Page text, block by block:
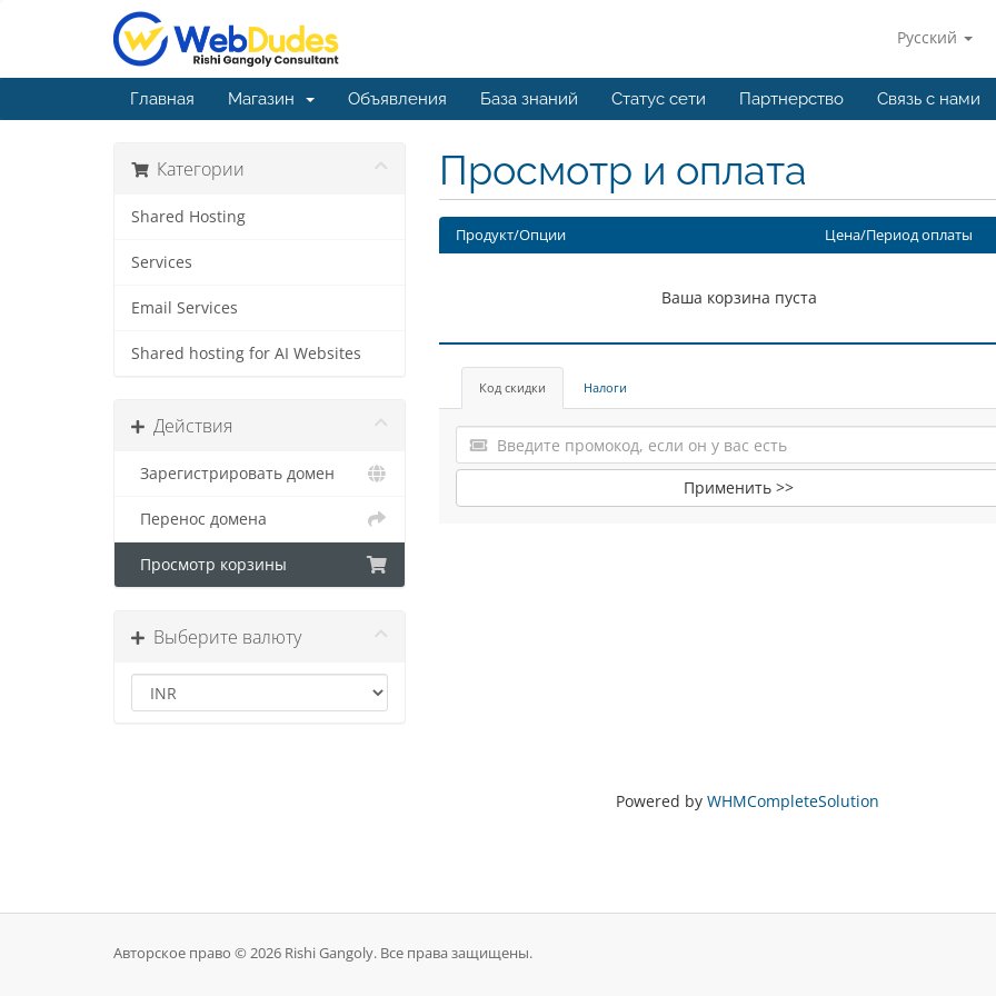
Русский
Главная Магазин Объявления База знаний Статус сети Партнерство Связь с нами
Категории
Shared Hosting
Services
Email Services
Shared hosting for AI Websites
Действия
Зарегистрировать домен
Перенос домена
Просмотр корзины
Выберите валюту
Просмотр и оплата
Продукт/Опции Цена/Период оплаты
Ваша корзина пуста
Код скидки Налоги
Применить >>
Powered by WHMCompleteSolution
Авторское право © 2026 Rishi Gangoly. Все права защищены.